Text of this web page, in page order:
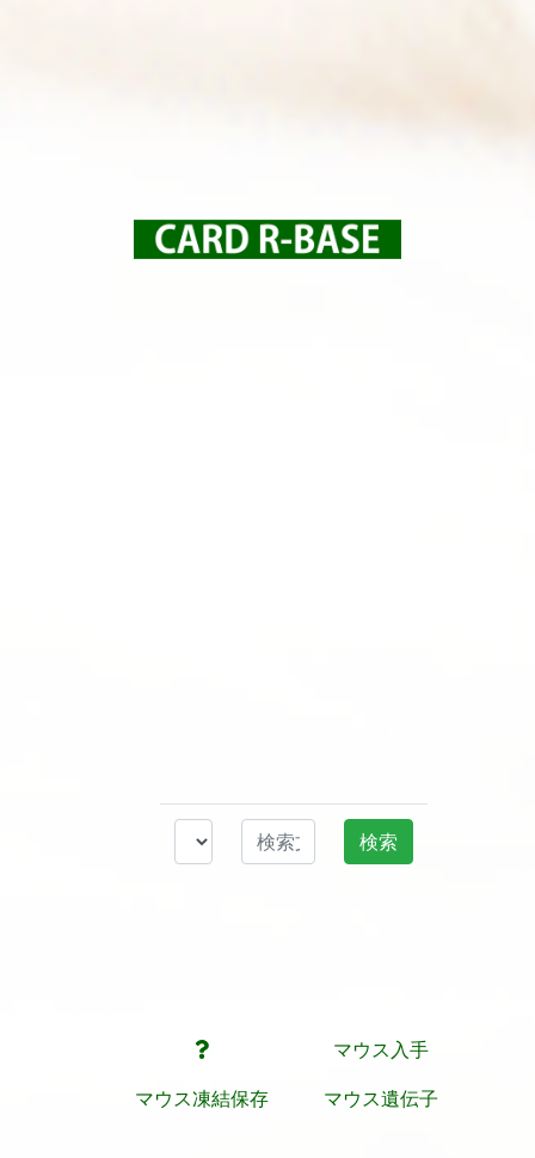
マウス入手
マウス凍結保存 マウス遺伝子